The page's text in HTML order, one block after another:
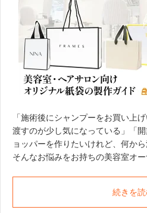
「施術後にシャンプーをお買い上
渡すのが少し気になっている」「
ョッパーを作りたいけれど、何か
そんなお悩みをお持ちの美容室オ
続きを